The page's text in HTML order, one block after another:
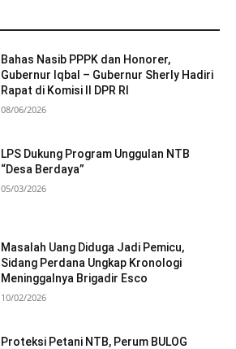
Bahas Nasib PPPK dan Honorer,
Gubernur Iqbal – Gubernur Sherly Hadiri
Rapat di Komisi II DPR RI
08/06/2026
LPS Dukung Program Unggulan NTB
“Desa Berdaya”
05/03/2026
Masalah Uang Diduga Jadi Pemicu,
Sidang Perdana Ungkap Kronologi
Meninggalnya Brigadir Esco
10/02/2026
Proteksi Petani NTB, Perum BULOG